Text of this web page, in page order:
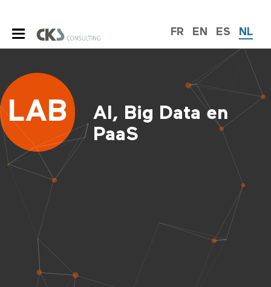
FR EN ES NL
LAB
AI, Big Data en
PaaS